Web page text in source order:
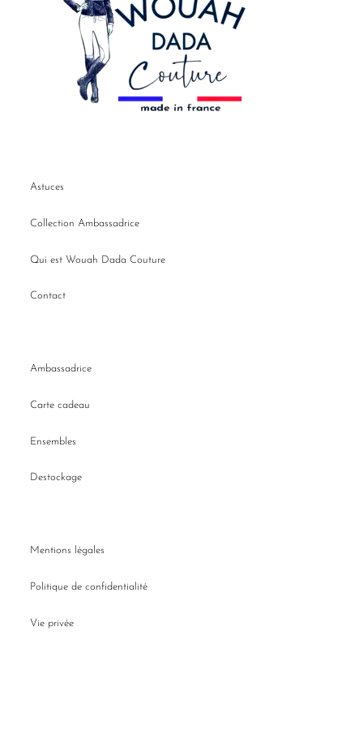
Astuces
Collection Ambassadrice
Qui est Wouah Dada Couture
Contact
Ambassadrice
Carte cadeau
Ensembles
Destockage
Mentions légales
Politique de confidentialité
Vie privée